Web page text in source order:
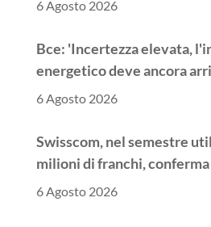
6 Agosto 2026
Bce: 'Incertezza elevata,
energetico deve ancora
6 Agosto 2026
Swisscom, nel semestre
milioni di franchi,
6 Agosto 2026